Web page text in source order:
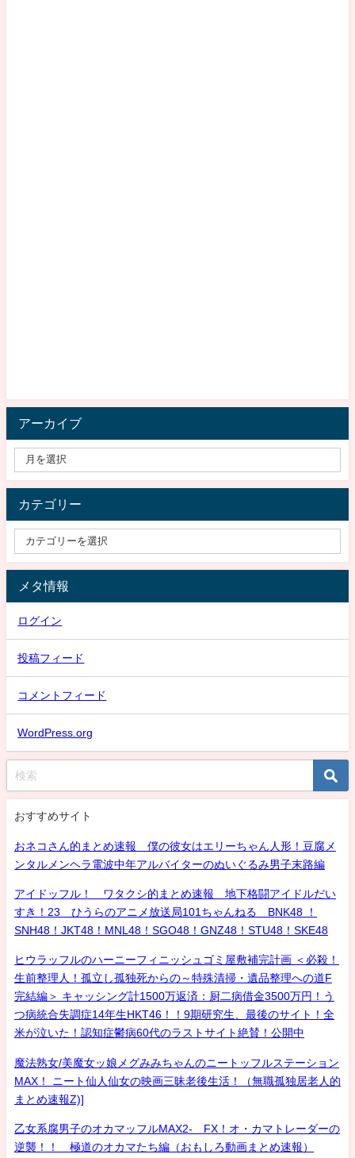
アーカイブ
カテゴリー
メタ情報
ログイン
投稿フィード
コメントフィード
WordPress.org
おすすめサイト
おネコさん的まとめ速報 僕の彼女はエリーちゃん人形！豆腐メ
ンタルメンヘラ電波中年アルバイターのぬいぐるみ男子末路編
アイドッフル！ ワタクシ的まとめ速報 地下格闘アイドルだい
すき！23 ひうらのアニメ放送局101ちゃんねる BNK48 ！
SNH48！JKT48！MNL48！SGO48！GNZ48！STU48！SKE48
ヒウラッフルのハーニーフィニッシュゴミ屋敷補完計画 ＜必殺！
生前整理人！孤立し孤独死からの～特殊清掃・遺品整理への道F
完結編＞ キャッシング計1500万返済：厨二病借金3500万円！う
つ病統合失調症14年生HKT46！！9期研究生、最後のサイト！全
米が泣いた！認知症鬱病60代のラストサイト絶賛！公開中
魔法熟女/美魔女ッ娘メグみみちゃんのニートッフルステーション
MAX！ ニート仙人仙女の映画三昧老後生活！（無職孤独居老人的
まとめ速報Z)]
乙女系腐男子のオカマッフルMAX2- FX！オ・カマトレーダーの
逆襲！！ 極道のオカマたち編（おもしろ動画まとめ速報）